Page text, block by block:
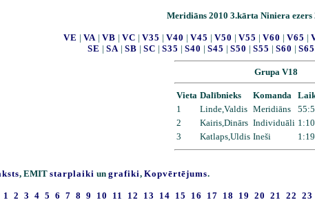
Meridiāns 2010 3.kārta Niniera ezers
VE | VA | VB | VC | V35 | V40 | V45 | V50 | V55 | V60 | V65 |
SE | SA | SB | SC | S35 | S40 | S45 | S50 | S55 | S60 | S65
Grupa V18
Vieta Dalībnieks Komanda
1
Linde,Valdis Meridiāns
2
Kairis,Dinārs Individuāli
3
Katlaps,Uldis Ineši
, EMIT starplaiki un grafiki, Kopvērtējums.
1 2 3 4 5 6 7 8 9 10 11 12 13 14 15 16 17 18 19 20 21 22 23